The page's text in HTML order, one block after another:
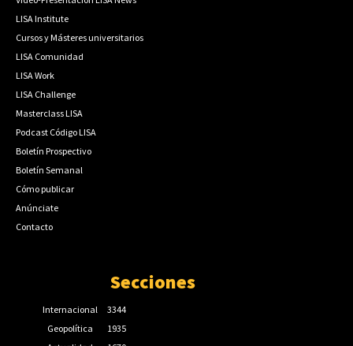
LISA Institute
Cursos y Másteres universitarios
LISA Comunidad
LISA Work
LISA Challenge
Masterclass LISA
Podcast Código LISA
Boletín Prospectivo
Boletín Semanal
Cómo publicar
Anúnciate
Contacto
Secciones
Internacional
3344
Geopolítica
1935